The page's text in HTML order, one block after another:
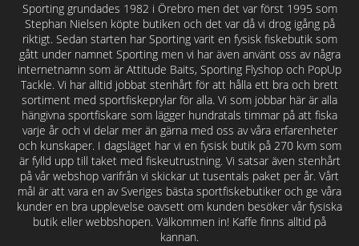
Sporting grundades 1982 i Örebro men det var först 1995 som
Stephan Nielsen köpte butiken och det var då vi drog igång på
riktigt. Sedan starten har Sporting varit en fysisk fiskebutik som
gått under namnet Sporting men vi har även använt oss av några
internetnamn som är Attitude Baits, Sporting Flyshop och PopUp
Tackle. Vi har alltid jobbat stenhårt för att hålla ett bra och brett
sortiment med sportfiskeprylar för alla. Vi som jobbar här är alla
hängivna sportfiskare som lägger hundratals timmar på att fiska
varje år och vi delar mer än gärna med oss av våra erfarenheter
och kunskaper. I dagsläget har vi en fysisk butik på 270 kvm som
är fylld upp till taket med fiskeutrustning. Vi satsar även stenhårt
på vår webshop varifrån vi skickar ut tusentals paket per år. Vårt
mål är att vara en av Sveriges bästa sportfiskebutiker och ge våra
kunder en bra upplevelse oavsett om kunden besöker vår fysiska
butik eller webbshopen. Välkommen in! Kaffe finns alltid på
kannan.